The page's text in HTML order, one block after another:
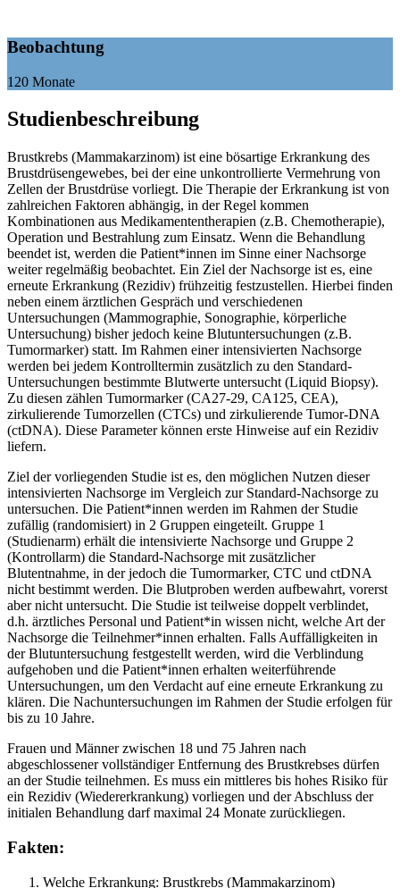
Beobachtung
120 Monate
Studienbeschreibung
Brustkrebs (Mammakarzinom) ist eine bösartige Erkrankung des
Brustdrüsengewebes, bei der eine unkontrollierte Vermehrung von
Zellen der Brustdrüse vorliegt. Die Therapie der Erkrankung ist von
zahlreichen Faktoren abhängig, in der Regel kommen
Kombinationen aus Medikamententherapien (z.B. Chemotherapie),
Operation und Bestrahlung zum Einsatz. Wenn die Behandlung
beendet ist, werden die Patient*innen im Sinne einer Nachsorge
weiter regelmäßig beobachtet. Ein Ziel der Nachsorge ist es, eine
erneute Erkrankung (Rezidiv) frühzeitig festzustellen. Hierbei finden
neben einem ärztlichen Gespräch und verschiedenen
Untersuchungen (Mammographie, Sonographie, körperliche
Untersuchung) bisher jedoch keine Blutuntersuchungen (z.B.
Tumormarker) statt. Im Rahmen einer intensivierten Nachsorge
werden bei jedem Kontrolltermin zusätzlich zu den Standard-
Untersuchungen bestimmte Blutwerte untersucht (Liquid Biopsy).
Zu diesen zählen Tumormarker (CA27-29, CA125, CEA),
zirkulierende Tumorzellen (CTCs) und zirkulierende Tumor-DNA
(ctDNA). Diese Parameter können erste Hinweise auf ein Rezidiv
liefern.
Ziel der vorliegenden Studie ist es, den möglichen Nutzen dieser
intensivierten Nachsorge im Vergleich zur Standard-Nachsorge zu
untersuchen. Die Patient*innen werden im Rahmen der Studie
zufällig (randomisiert) in 2 Gruppen eingeteilt. Gruppe 1
(Studienarm) erhält die intensivierte Nachsorge und Gruppe 2
(Kontrollarm) die Standard-Nachsorge mit zusätzlicher
Blutentnahme, in der jedoch die Tumormarker, CTC und ctDNA
nicht bestimmt werden. Die Blutproben werden aufbewahrt, vorerst
aber nicht untersucht. Die Studie ist teilweise doppelt verblindet,
d.h. ärztliches Personal und Patient*in wissen nicht, welche Art der
Nachsorge die Teilnehmer*innen erhalten. Falls Auffälligkeiten in
der Blutuntersuchung festgestellt werden, wird die Verblindung
aufgehoben und die Patient*innen erhalten weiterführende
Untersuchungen, um den Verdacht auf eine erneute Erkrankung zu
klären. Die Nachuntersuchungen im Rahmen der Studie erfolgen für
bis zu 10 Jahre.
Frauen und Männer zwischen 18 und 75 Jahren nach
abgeschlossener vollständiger Entfernung des Brustkrebses dürfen
an der Studie teilnehmen. Es muss ein mittleres bis hohes Risiko für
ein Rezidiv (Wiedererkrankung) vorliegen und der Abschluss der
initialen Behandlung darf maximal 24 Monate zurückliegen.
Fakten:
Welche Erkrankung: Brustkrebs (Mammakarzinom)